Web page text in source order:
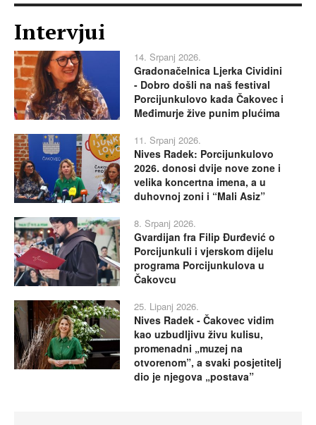
Intervjui
14. Srpanj 2026.
Gradonačelnica Ljerka Cividini
- Dobro došli na naš festival
Porcijunkulovo kada Čakovec i
Međimurje žive punim plućima
11. Srpanj 2026.
Nives Radek: Porcijunkulovo
2026. donosi dvije nove zone i
velika koncertna imena, a u
duhovnoj zoni i “Mali Asiz”
8. Srpanj 2026.
Gvardijan fra Filip Đurđević o
Porcijunkuli i vjerskom dijelu
programa Porcijunkulova u
Čakovcu
25. Lipanj 2026.
Nives Radek - Čakovec vidim
kao uzbudljivu živu kulisu,
promenadni „muzej na
otvorenom”, a svaki posjetitelj
dio je njegova „postava”